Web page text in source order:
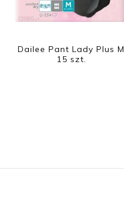
Dailee Pant Lady Plus M
15 szt.